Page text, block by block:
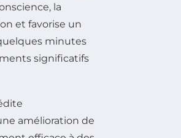
la
et favorise un
minutes
significatifs
amélioration de